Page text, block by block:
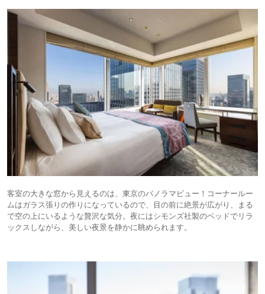
客室の大きな窓から見えるのは、東京のパノラマビュー！コーナールー
ムはガラス張りの作りになっているので、目の前に絶景が広がり、まる
で空の上にいるような贅沢な気分。夜にはシモンズ社製のベッドでリラ
ックスしながら、美しい夜景を静かに眺められます。